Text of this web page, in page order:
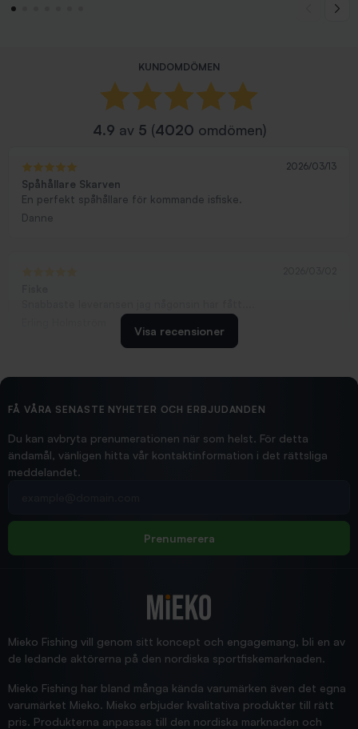
KUNDOMDÖMEN
4.9 av 5 (4020 omdömen)
2026/03/13
Spåhållare Skarven
En perfekt spåhållare för kommande isfiske.
Danne
2026/02/19
Hittade exakt vad jag behövde. Snabb och bra...
Jensa
Visa recensioner
FÅ VÅRA SENASTE NYHETER OCH ERBJUDANDEN
Du kan avbryta prenumerationen när som helst. För detta
ändamål, vänligen hitta vår kontaktinformation i det rättsliga
meddelandet.
Prenumerera
Mieko Fishing vill genom sitt koncept och engagemang, bli en av
de ledande aktörerna på den nordiska sportfiskemarknaden.
Mieko Fishing har bland många kända varumärken även det egna
varumärket Mieko. Mieko erbjuder kvalitativa produkter till rätt
pris. Produkterna anpassas till den nordiska marknaden och